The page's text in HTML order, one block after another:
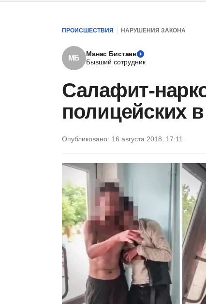
ПРОИСШЕСТВИЯ НАРУШЕНИЯ ЗАКОНА
МБ
Манас Бистаев
Бывший сотрудник
Салафит-
полицейских
Опубликовано: 16 августа 2018, 17:11